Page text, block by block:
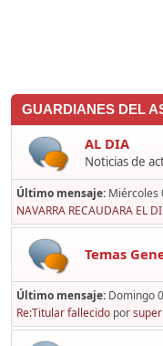
GUARDIANES DEL
AL DIA
Noticias de
Último mensaje: Miércoles
NAVARRA RECAUDARA EL
Temas
Último mensaje: Domingo
Re:Titular fallecido por